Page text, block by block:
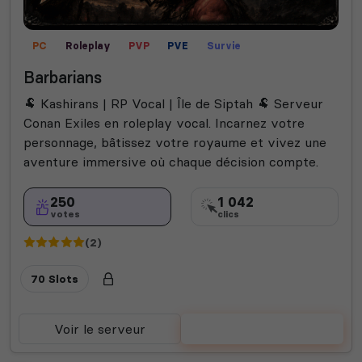
PC Roleplay PVP PVE Survie
Barbarians
🐏 Kashirans | RP Vocal | Île de Siptah 🐏 Serveur
Conan Exiles en roleplay vocal. Incarnez votre
personnage, bâtissez votre royaume et vivez une
aventure immersive où chaque décision compte.
250
votes
1 042
clics
(2)
70 Slots
Voir le serveur